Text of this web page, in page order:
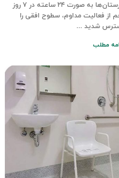
مراکز درمانی، کلینیک‌ها و بیمارستان‌ها به صورت ۲۴ ساعته در ۷ روز
فعالیت مداوم، سطوح افقی را
شدید ...
مطلب